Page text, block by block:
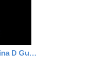
EXELEARNING- Carolina D Gutiérrez Díez